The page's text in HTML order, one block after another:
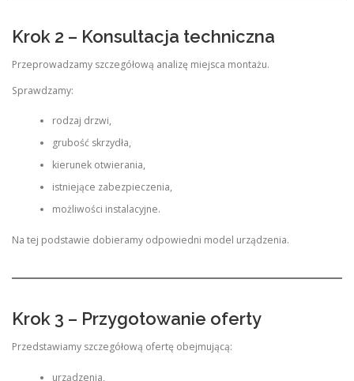
Krok 2 – Konsultacja techniczna
Przeprowadzamy szczegółową analizę miejsca montażu.
Sprawdzamy:
rodzaj drzwi,
grubość skrzydła,
kierunek otwierania,
istniejące zabezpieczenia,
możliwości instalacyjne.
Na tej podstawie dobieramy odpowiedni model urządzenia.
Krok 3 – Przygotowanie oferty
Przedstawiamy szczegółową ofertę obejmującą:
urządzenia,